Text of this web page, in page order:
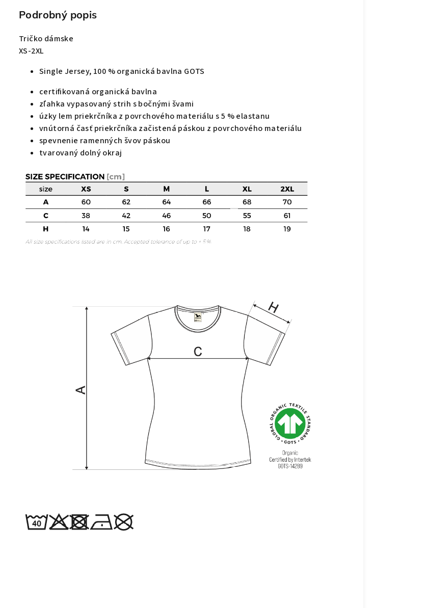
Podrobný popis
Tričko dámske
XS-2XL
Single Jersey, 100 % organická bavlna GOTS
certifikovaná organická bavlna
zľahka vypasovaný strih s bočnými švami
úzky lem priekrčníka z povrchového materiálu s 5 % elastanu
vnútorná časť priekrčníka začistená páskou z povrchového materiálu
spevnenie ramenných švov páskou
tvarovaný dolný okraj